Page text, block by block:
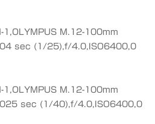
M.12-100mm
sec (1/25),f/4.0,ISO6400,0
M.12-100mm
sec (1/40),f/4.0,ISO6400,0